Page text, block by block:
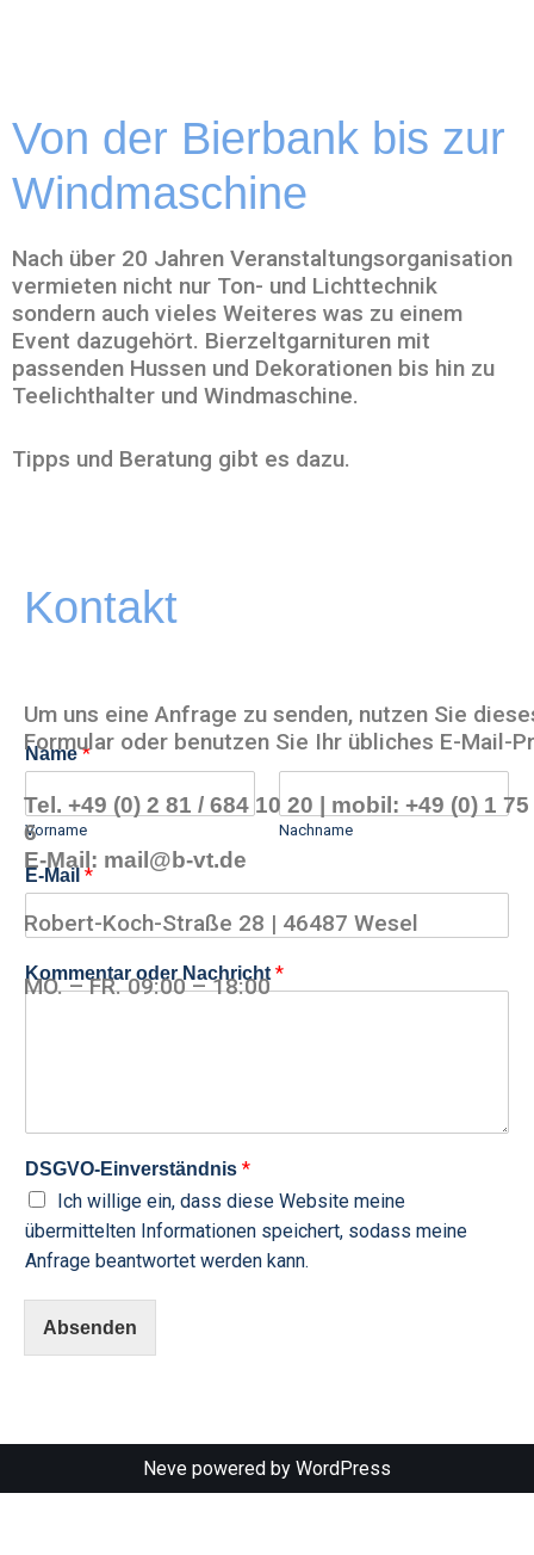
Von der Bierbank bis zur
Windmaschine
Nach über 20 Jahren Veranstaltungsorganisation
vermieten nicht nur Ton- und Lichttechnik
sondern auch vieles Weiteres was zu einem
Event dazugehört. Bierzeltgarnituren mit
passenden Hussen und Dekorationen bis hin zu
Teelichthalter und Windmaschine.
Tipps und Beratung gibt es dazu.
Kontakt
Um uns eine Anfrage zu senden, nutzen Sie
Formular oder benutzen Sie Ihr übliches E-Mail-
Tel. +49 (0) 2 81 / 684 10 20 | mobil: +49 (0) 1
6
E-Mail: mail@b-vt.de
Robert-Koch-Straße 28 | 46487 Wesel
MO. – FR. 09:00 – 18:00
Name*
Vorname Nachname
E-Mail *
Kommentar oder Nachricht *
DSGVO-Einverständnis *
Ich willige ein, dass diese Website meine
übermittelten Informationen speichert, sodass meine
Anfrage beantwortet werden kann.
Absenden
Neve powered by WordPress